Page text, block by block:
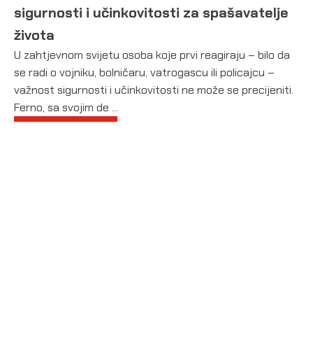
sigurnosti i učinkovitosti za spašavatelje
života
U zahtjevnom svijetu osoba koje prvi reagiraju – bilo da
se radi o vojniku, bolničaru, vatrogascu ili policajcu –
važnost sigurnosti i učinkovitosti ne može se precijeniti.
Ferno, sa svojim de ...